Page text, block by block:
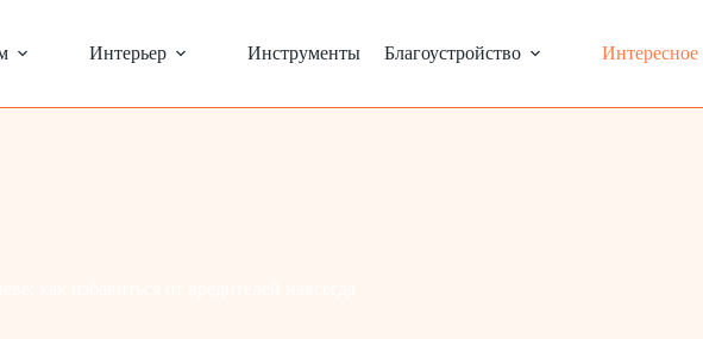
Интерьер Инструменты Благоустройство Интересное